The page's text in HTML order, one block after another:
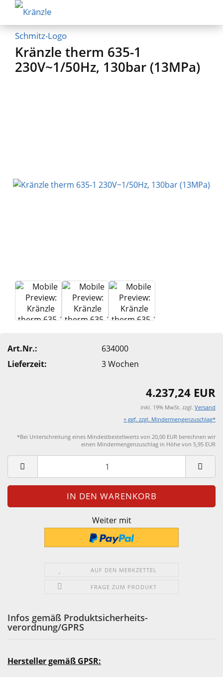
Kränzle therm 635-1
230V~1/50Hz, 130bar (13MPa)
Art.Nr.:
634000
Lieferzeit:
3 Wochen
4.237,24 EUR
inkl. 19% MwSt. zzgl. Versand
+ ggf. zzgl. Mindermengenzuschlag*
*Bei Unterschreitung eines Mindestbestellwerts von 20,00 EUR berechnen wir
einen Mindermengenzuschlag in Höhe von 5,95 EUR
Weiter mit
AUF DEN MERKZETTEL
FRAGE ZUM PRODUKT
Infos gemäß Produktsicherheits-
verordnung/GPRS
Hersteller gemäß GPSR: